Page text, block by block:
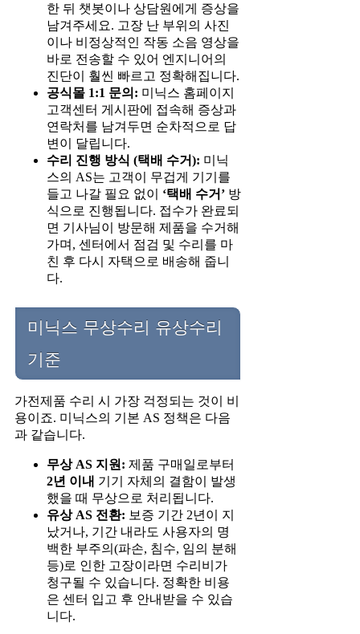
한 뒤 챗봇이나 상담원에게 증상을
남겨주세요. 고장 난 부위의 사진
이나 비정상적인 작동 소음 영상을
바로 전송할 수 있어 엔지니어의
진단이 훨씬 빠르고 정확해집니다.
공식몰 1:1 문의: 미닉스 홈페이지
고객센터 게시판에 접속해 증상과
연락처를 남겨두면 순차적으로 답
변이 달립니다.
수리 진행 방식 (택배 수거): 미닉
스의 AS는 고객이 무겁게 기기를
들고 나갈 필요 없이 ‘택배 수거’ 방
식으로 진행됩니다. 접수가 완료되
면 기사님이 방문해 제품을 수거해
가며, 센터에서 점검 및 수리를 마
친 후 다시 자택으로 배송해 줍니
다.
미닉스 무상수리 유상수리
기준
가전제품 수리 시 가장 걱정되는 것이 비
용이죠. 미닉스의 기본 AS 정책은 다음
과 같습니다.
무상 AS 지원: 제품 구매일로부터
2년 이내 기기 자체의 결함이 발생
했을 때 무상으로 처리됩니다.
유상 AS 전환: 보증 기간 2년이 지
났거나, 기간 내라도 사용자의 명
백한 부주의(파손, 침수, 임의 분해
등)로 인한 고장이라면 수리비가
청구될 수 있습니다. 정확한 비용
은 센터 입고 후 안내받을 수 있습
니다.